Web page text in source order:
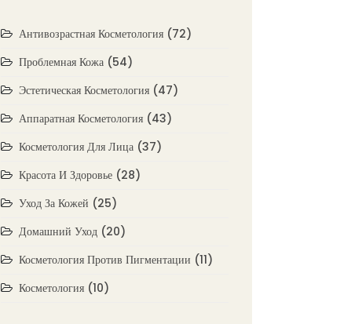
Антивозрастная Косметология (72)
Проблемная Кожа (54)
Эстетическая Косметология (47)
Аппаратная Косметология (43)
Косметология Для Лица (37)
Красота И Здоровье (28)
Уход За Кожей (25)
Домашний Уход (20)
Косметология Против Пигментации (11)
Косметология (10)